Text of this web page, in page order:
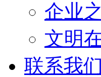
企业
文明
联系我们